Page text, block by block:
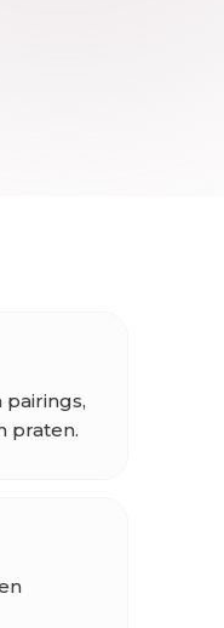
praten.